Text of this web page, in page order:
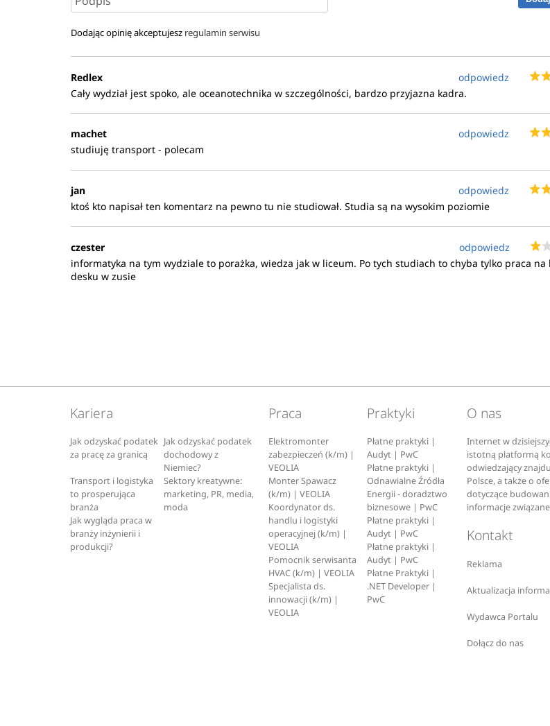
Dodając opinię akceptujesz regulamin serwisu
Redlex
odpowiedz
Cały wydział jest spoko, ale oceanotechnika w szczególności, bardzo przyjazna kadra.
machet
odpowiedz
studiuję transport - polecam
jan
odpowiedz
ktoś kto napisał ten komentarz na pewno tu nie studiował. Studia są na wysokim poziomie
czester
odpowiedz
informatyka na tym wydziale to porażka, wiedza jak w liceum. Po tych studiach to chyba tylko praca na
desku w zusie
Kariera
Jak odzyskać podatek
za pracę za granicą
Jak odzyskać podatek
dochodowy z
Niemiec?
Transport i logistyka
to prosperująca
branża
Sektory kreatywne:
marketing, PR, media,
moda
Jak wygląda praca w
branży inżynierii i
produkcji?
Praca
Elektromonter
zabezpieczeń (k/m) |
VEOLIA
Monter Spawacz
(k/m) | VEOLIA
Koordynator ds.
handlu i logistyki
operacyjnej (k/m) |
VEOLIA
Pomocnik serwisanta
HVAC (k/m) | VEOLIA
Specjalista ds.
innowacji (k/m) |
VEOLIA
Praktyki
Płatne praktyki |
Audyt | PwC
Płatne praktyki |
Odnawialne Źródła
Energii - doradztwo
biznesowe | PwC
Płatne praktyki |
Audyt | PwC
Płatne praktyki |
Audyt | PwC
Płatne Praktyki |
.NET Developer |
PwC
O nas
Internet w
istotną platformą
odwiedzający
Polsce, a także o
dotyczące
informacje
Kontakt
Reklama
Aktualizacja
Wydawca Portalu
Dołącz do nas